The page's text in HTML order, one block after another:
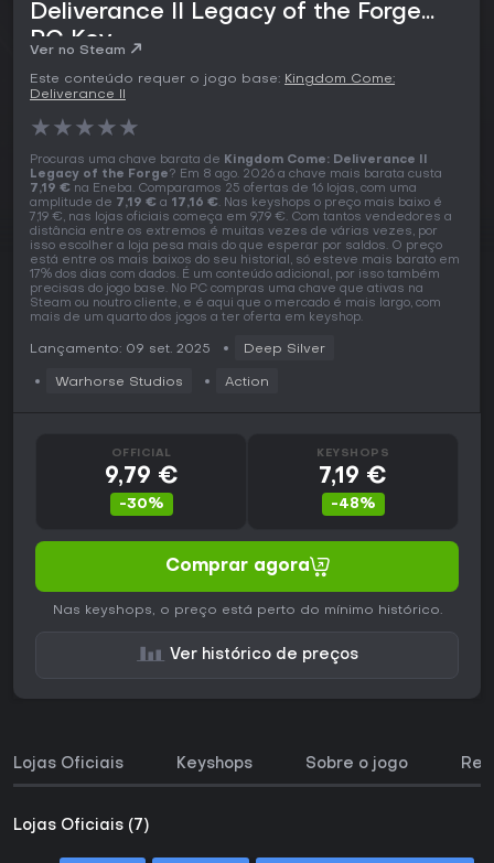
Deliverance II Legacy of the Forge
PC Key
Ver no Steam
Este conteúdo requer o jogo base: Kingdom Come:
Deliverance II
★★★★★
Procuras uma chave barata de Kingdom Come: Deliverance II
Legacy of the Forge? Em 8 ago. 2026 a chave mais barata custa
7,19 € na Eneba. Comparamos 25 ofertas de 16 lojas, com uma
amplitude de 7,19 € a 17,16 €. Nas keyshops o preço mais baixo é
7,19 €, nas lojas oficiais começa em 9,79 €. Com tantos vendedores a
distância entre os extremos é muitas vezes de várias vezes, por
isso escolher a loja pesa mais do que esperar por saldos. O preço
está entre os mais baixos do seu historial, só esteve mais barato em
17% dos dias com dados. É um conteúdo adicional, por isso também
precisas do jogo base. No PC compras uma chave que ativas na
Steam ou noutro cliente, e é aqui que o mercado é mais largo, com
mais de um quarto dos jogos a ter oferta em keyshop.
Lançamento: 09 set. 2025 Deep Silver
Warhorse Studios Action
OFFICIAL
9,79 €
-30%
KEYSHOPS
7,19 €
-48%
Comprar agora
Nas keyshops, o preço está perto do mínimo histórico.
Ver histórico de preços
Lojas Oficiais Keyshops Sobre o jogo
Lojas Oficiais (7)